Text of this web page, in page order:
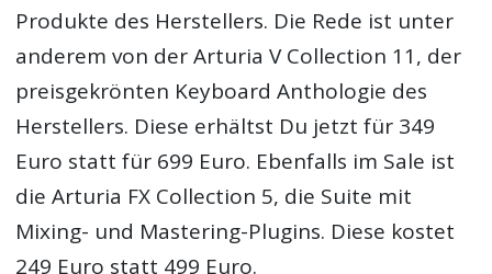
Produkte des Herstellers. Die Rede ist unter
anderem von der Arturia V Collection 11, der
preisgekrönten Keyboard Anthologie des
Herstellers. Diese erhältst Du jetzt für 349
Euro statt für 699 Euro. Ebenfalls im Sale ist
die Arturia FX Collection 5, die Suite mit
Mixing- und Mastering-Plugins. Diese kostet
249 Euro statt 499 Euro.